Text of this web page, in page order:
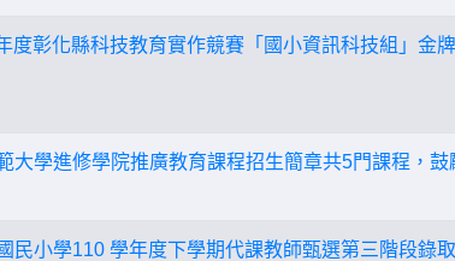
度彰化縣科技教育實作競賽「國小資訊科技組」金
大學進修學院推廣教育課程招生簡章共5門課程，鼓
民小學110 學年度下學期代課教師甄選第三階段錄